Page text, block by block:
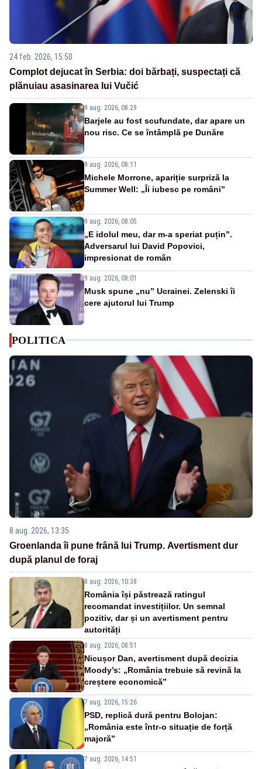
24 feb. 2026, 15:50
Complot dejucat în Serbia: doi bărbați, suspectați că
plănuiau asasinarea lui Vučić
9 aug. 2026, 08:29
Barjele au fost scufundate, dar apare un
nou risc. Ce se întâmplă pe Dunăre
9 aug. 2026, 08:11
Michele Morrone, apariție surpriză la
Summer Well: „Îi iubesc pe români”
9 aug. 2026, 08:05
„E idolul meu, dar m-a speriat puțin”.
Adversarul lui David Popovici,
impresionat de român
9 aug. 2026, 08:01
Musk spune „nu” Ucrainei. Zelenski îi
cere ajutorul lui Trump
POLITICA
8 aug. 2026, 13:35
Groenlanda îi pune frână lui Trump. Avertisment dur
după planul de foraj
8 aug. 2026, 10:38
România își păstrează ratingul
recomandat investițiilor. Un semnal
pozitiv, dar și un avertisment pentru
autorități
8 aug. 2026, 08:51
Nicușor Dan, avertisment după decizia
Moody’s: „România trebuie să revină la
creștere economică”
7 aug. 2026, 15:26
PSD, replică dură pentru Bolojan:
„România este într-o situație de forță
majoră”
7 aug. 2026, 14:51